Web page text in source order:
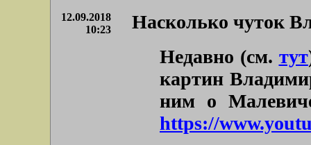
12.09.2018
10:23
Насколько чуток
Недавно (см. тут
картин
ним о
https://